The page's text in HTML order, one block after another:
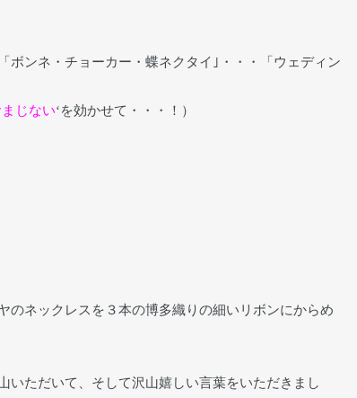
ンネ・チョーカー・蝶ネクタイ｣・・・「ウェディン
じない‘を効かせて・・・！）
のネックレスを３本の博多織りの細いリボンにからめ
いただいて、そして沢山嬉しい言葉をいただきまし